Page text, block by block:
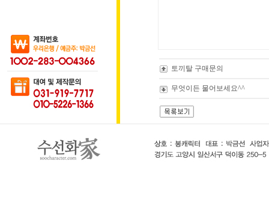
토끼탈 구매문의
무엇이든 물어보세요^^